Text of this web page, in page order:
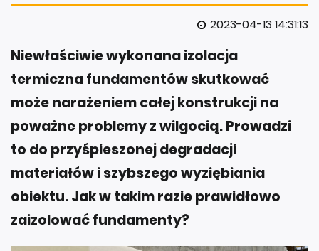
2023-04-13 14:31:13
Niewłaściwie wykonana izolacja
termiczna fundamentów skutkować
może narażeniem całej konstrukcji na
poważne problemy z wilgocią. Prowadzi
to do przyśpieszonej degradacji
materiałów i szybszego wyziębiania
obiektu. Jak w takim razie prawidłowo
zaizolować fundamenty?